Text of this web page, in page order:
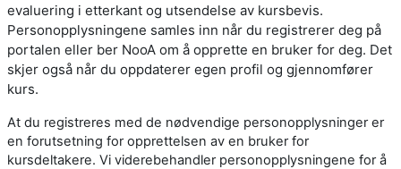
evaluering i etterkant og utsendelse av kursbevis.
Personopplysningene samles inn når du registrerer deg på
portalen eller ber NooA om å opprette en bruker for deg. Det
skjer også når du oppdaterer egen profil og gjennomfører
kurs.
At du registreres med de nødvendige personopplysninger er
en forutsetning for opprettelsen av en bruker for
kursdeltakere. Vi viderebehandler personopplysningene for å